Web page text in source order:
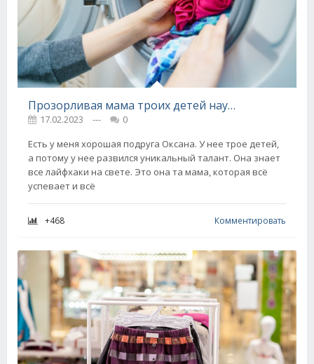
Прозорливая мама троих детей научила меня использовать стиральную машинку как сушилку для белья
17.02.2023 ---
0
Есть у меня хорошая подруга Оксана. У нее трое детей,
а потому у нее развился уникальный талант. Она знает
все лайфхаки на свете. Это она та мама, которая всё
успевает и всё
+468 Комментировать